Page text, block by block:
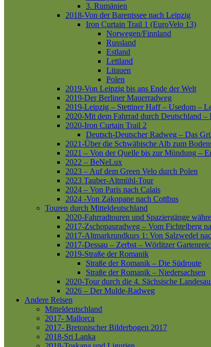
3. Rumänien
2018-Von der Barentssee nach Leipzig
Iron Curtain Trail 1 (EuroVelo 13)
Norwegen/Finnland
Russland
Estland
Lettland
Litauen
Polen
2019-Von Leipzig bis ans Ende der Welt
2019-Der Berliner Mauerradweg
2019-Leipzig – Stettiner Haff – Usedom –
2020-Mit dem Fahrrad durch Deutschland –
2020-Iron Curtain Trail 2
Deutsch-Deutscher Radweg – Das
2021-Über die Schwäbische Alb zum
2021 – Von der Quelle bis zur Mündung –
2022 – BeNeLux
2023 – Auf dem Green Velo durch Polen
2023 Tauber-Altmühl-Tour
2024 – Von Paris nach Calais
2024 -Von Zakopane nach Cottbus
Touren durch Mitteldeutschland
2020-Fahrradtouren und Spaziergänge
2017-Zschopauradweg – Vom Fichtelberg
2017-Altmarkrundkurs 1: Von Salzwedel
2017-Dessau – Zerbst – Wörlitzer
2019-Straße der Romanik
Straße der Romanik – Die Südroute
Straße der Romanik – Niedersachsen
2020-Tour durch die 4. Sächsische
2026 – Der Mulde-Radweg
Andere Reisen
Mitteldeutschland
2017- Mallorca
2017- Bretonischer Bilderbogen 2017
2018-Sri Lanka